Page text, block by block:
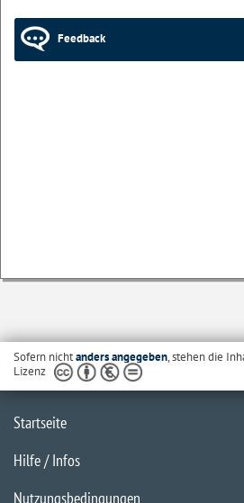
Feedback
Sofern nichtanders angegeben, stehen die
Lizenz
Startseite
Hilfe / Infos
Nutzungsbedingungen